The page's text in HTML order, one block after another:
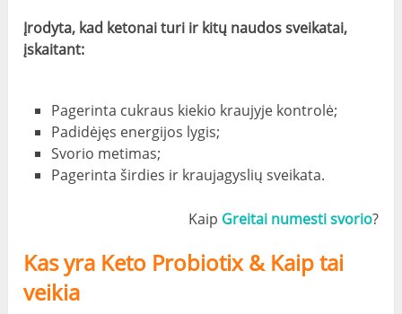
Įrodyta, kad ketonai turi ir kitų naudos sveikatai,
įskaitant:
Pagerinta cukraus kiekio kraujyje kontrolė;
Padidėjęs energijos lygis;
Svorio metimas;
Pagerinta širdies ir kraujagyslių sveikata.
Kaip Greitai numesti svorio?
Kas yra Keto Probiotix & Kaip tai
veikia